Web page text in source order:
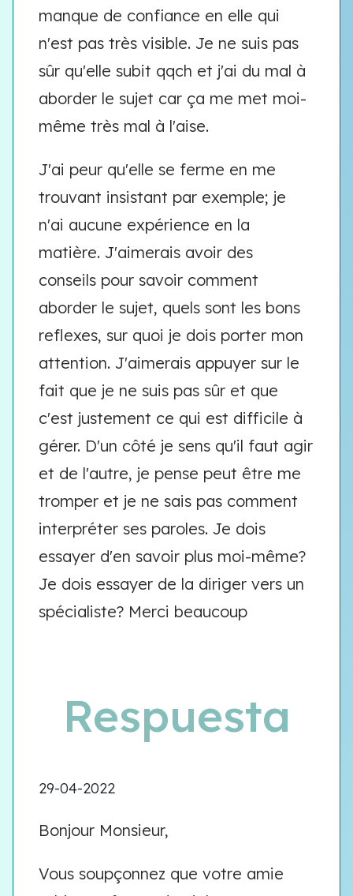
manque de confiance en elle qui
n'est pas très visible. Je ne suis pas
sûr qu'elle subit qqch et j'ai du mal à
aborder le sujet car ça me met moi-
même très mal à l'aise.
J'ai peur qu'elle se ferme en me
trouvant insistant par exemple; je
n'ai aucune expérience en la
matière. J'aimerais avoir des
conseils pour savoir comment
aborder le sujet, quels sont les bons
reflexes, sur quoi je dois porter mon
attention. J'aimerais appuyer sur le
fait que je ne suis pas sûr et que
c'est justement ce qui est difficile à
gérer. D'un côté je sens qu'il faut agir
et de l'autre, je pense peut être me
tromper et je ne sais pas comment
interpréter ses paroles. Je dois
essayer d'en savoir plus moi-même?
Je dois essayer de la diriger vers un
spécialiste? Merci beaucoup
Respuesta
29-04-2022
Bonjour Monsieur,
Vous soupçonnez que votre amie